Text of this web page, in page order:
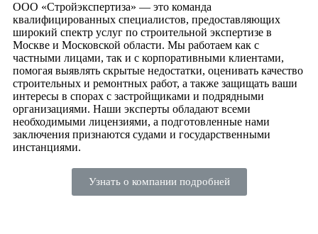
ООО «Стройэкспертиза» — это команда
квалифицированных специалистов, предоставляющих
широкий спектр услуг по строительной экспертизе в
Москве и Московской области. Мы работаем как с
частными лицами, так и с корпоративными клиентами,
помогая выявлять скрытые недостатки, оценивать качество
строительных и ремонтных работ, а также защищать ваши
интересы в спорах с застройщиками и подрядными
организациями. Наши эксперты обладают всеми
необходимыми лицензиями, а подготовленные нами
заключения признаются судами и государственными
инстанциями.
Узнать о компании подробней